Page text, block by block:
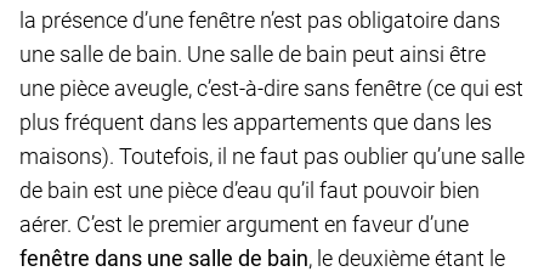
la présence d’une fenêtre n’est pas obligatoire dans
une salle de bain. Une salle de bain peut ainsi être
une pièce aveugle, c’est-à-dire sans fenêtre (ce qui est
plus fréquent dans les appartements que dans les
maisons). Toutefois, il ne faut pas oublier qu’une salle
de bain est une pièce d’eau qu’il faut pouvoir bien
aérer. C’est le premier argument en faveur d’une
fenêtre dans une salle de bain, le deuxième étant le